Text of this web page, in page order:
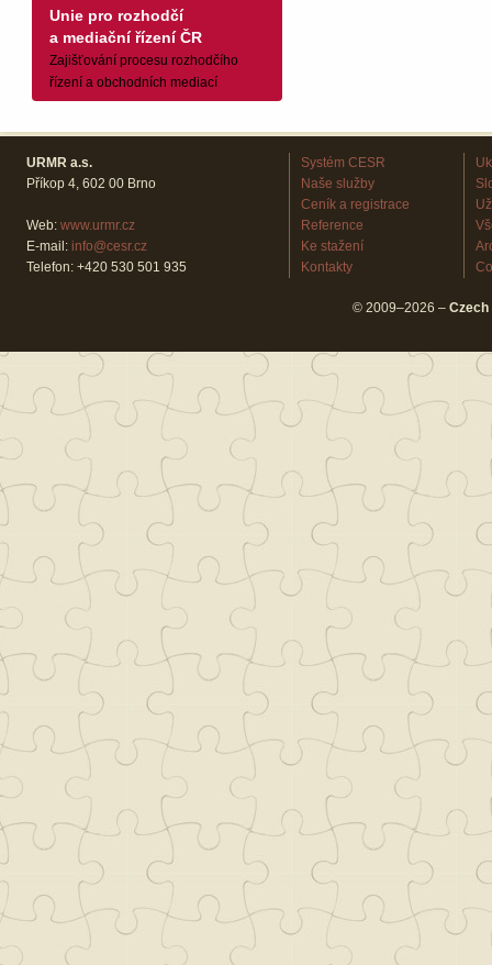
Unie pro rozhodčí
a mediační řízení ČR
Zajišťování procesu rozhodčího
řízení a obchodních mediací
URMR a.s.
Příkop 4, 602 00 Brno
Web: www.urmr.cz
E-mail: info@cesr.cz
Telefon: +420 530 501 935
Systém CESR
Naše služby
Ceník a registrace
Reference
Ke stažení
Kontakty
© 2009–2026 – Czech